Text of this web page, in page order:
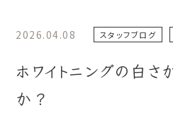
2026.04.08 スタッフブログ
ホワイトニングの白さ
か？